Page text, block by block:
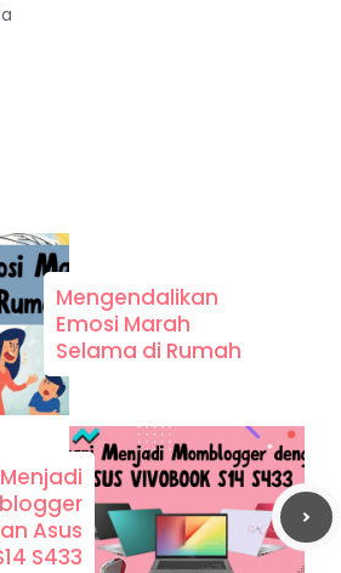
Mengendalikan
Emosi Marah
Selama di Rumah
Asus
S433